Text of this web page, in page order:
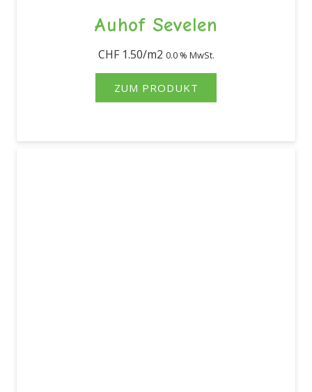
Auhof Sevelen
CHF1.50 0.0 % MwSt.
ZUM PRODUKT